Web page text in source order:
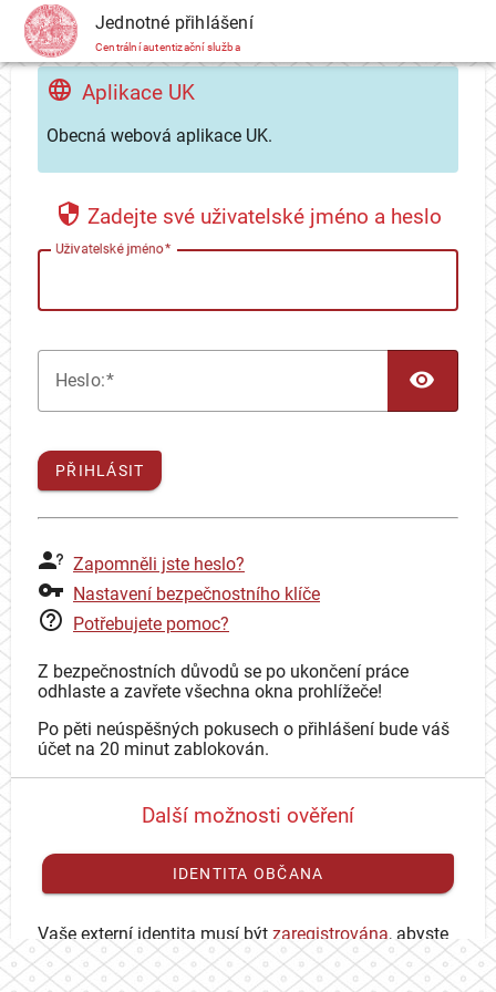
CAS Jednotné přihlášení
Centrální autentizační služba
Aplikace UK
Obecná webová aplikace UK.
Zadejte své uživatelské jméno a heslo
Uživatelské jméno
Heslo:
PŘIHLÁSIT
Zapomněli jste heslo?
Nastavení bezpečnostního klíče
Potřebujete pomoc?
Z bezpečnostních důvodů se po ukončení práce
odhlaste a zavřete všechna okna prohlížeče!
Po pěti neúspěšných pokusech o přihlášení bude váš
účet na 20 minut zablokován.
Další možnosti ověření
IDENTITA OBČANA
Vaše externí identita musí být zaregistrována, abyste
se mohli přihlásit ke svému CAS účtu.